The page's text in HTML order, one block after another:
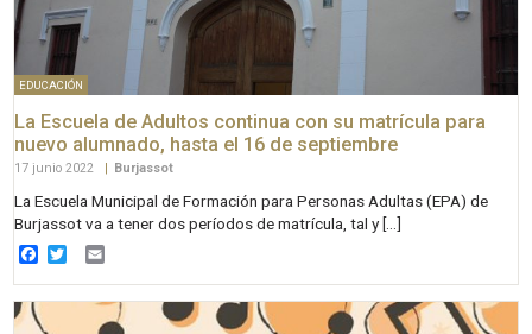
EDUCACIÓN
La Escuela de Adultos continua con su matrícula para
nuevo alumnado, hasta el 16 de septiembre
17 junio 2022 Burjassot
La Escuela Municipal de Formación para Personas Adultas (EPA) de
Burjassot va a tener dos períodos de matrícula, tal y […]
Facebook
Twitter